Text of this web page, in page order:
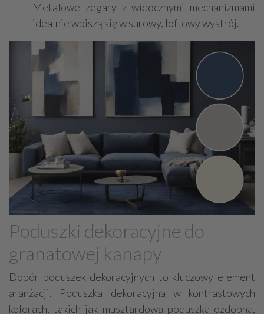
Metalowe zegary z widocznymi mechanizmami
idealnie wpiszą się w surowy, loftowy wystrój.
Poduszki dekoracyjne do
granatowej kanapy
Dobór poduszek dekoracyjnych to kluczowy element
aranżacji. Poduszka dekoracyjna w kontrastowych
kolorach, takich jak musztardowa poduszka ozdobna,